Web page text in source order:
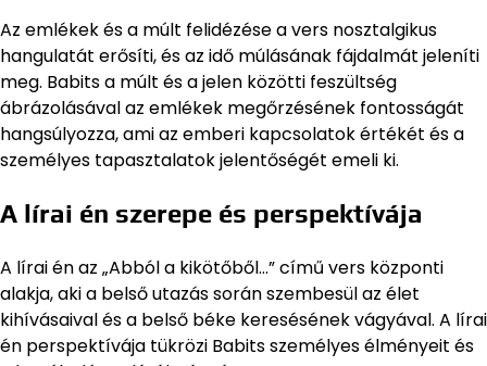
Az emlékek és a múlt felidézése a vers nosztalgikus
hangulatát erősíti, és az idő múlásának fájdalmát jeleníti
meg. Babits a múlt és a jelen közötti feszültség
ábrázolásával az emlékek megőrzésének fontosságát
hangsúlyozza, ami az emberi kapcsolatok értékét és a
személyes tapasztalatok jelentőségét emeli ki.
A lírai én szerepe és perspektívája
A lírai én az „Abból a kikötőből…” című vers központi
alakja, aki a belső utazás során szembesül az élet
kihívásaival és a belső béke keresésének vágyával. A lírai
én perspektívája tükrözi Babits személyes élményeit és